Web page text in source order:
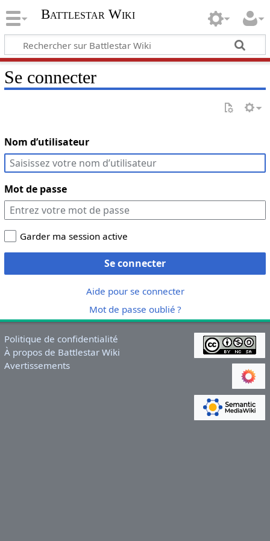
Battlestar Wiki
Se connecter
Nom d’utilisateur
Mot de passe
Garder ma session active
Se connecter
Aide pour se connecter
Mot de passe oublié ?
Politique de confidentialité
À propos de Battlestar Wiki
Avertissements